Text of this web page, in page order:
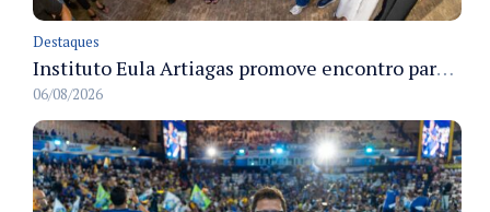
Destaques
Instituto Eula Artiagas promove encontro para discutir melhorias para o bairro Petrópolis
06/08/2026